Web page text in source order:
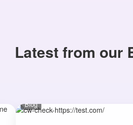
Latest from our
Blog